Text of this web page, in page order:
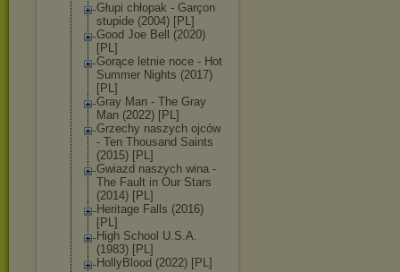
Głupi chłopak - Garçon
stupide (2004) [PL]
Good Joe Bell (2020)
[PL]
Gorące letnie noce - Hot
Summer Nights (2017)
[PL]
Gray Man - The Gray
Man (2022) [PL]
Grzechy naszych ojców
- Ten Thousand Saints
(2015) [PL]
Gwiazd naszych wina -
The Fault in Our Stars
(2014) [PL]
Heritage Falls (2016)
[PL]
High School U.S.A.
(1983) [PL]
HollyBlood (2022) [PL]